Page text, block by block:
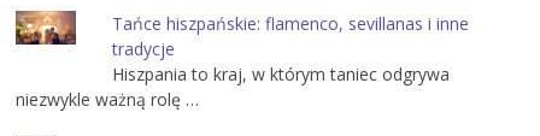
Tańce hiszpańskie: flamenco, sevillanas i inne
tradycje
Hiszpania to kraj, w którym taniec odgrywa
niezwykle ważną rolę …